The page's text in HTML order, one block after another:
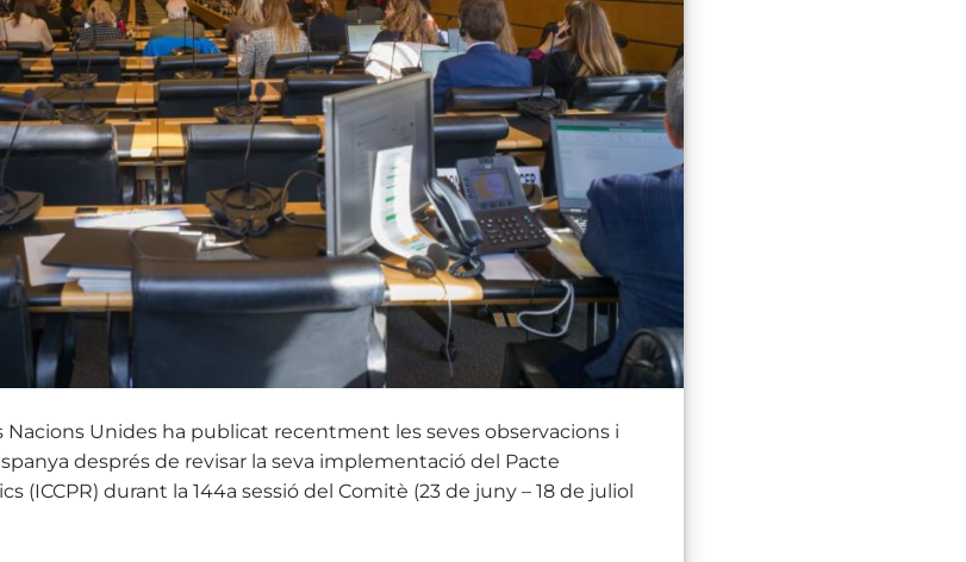
Unides ha publicat recentment les seves observacions i
després de revisar la seva implementació del Pacte
(ICCPR) durant la 144a sessió del Comitè (23 de juny – 18 de juliol